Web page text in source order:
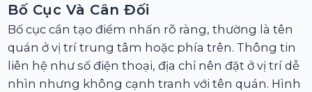
Bố Cục Và Cân Đối
Bố cục cần tạo điểm nhấn rõ ràng, thường là tên
quán ở vị trí trung tâm hoặc phía trên. Thông tin
liên hệ như số điện thoại, địa chỉ nên đặt ở vị trí dễ
nhìn nhưng không cạnh tranh với tên quán. Hình